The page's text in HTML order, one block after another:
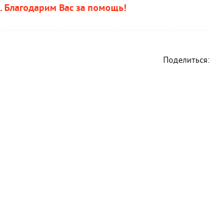
Благодарим Вас за помощь!
Поделиться: